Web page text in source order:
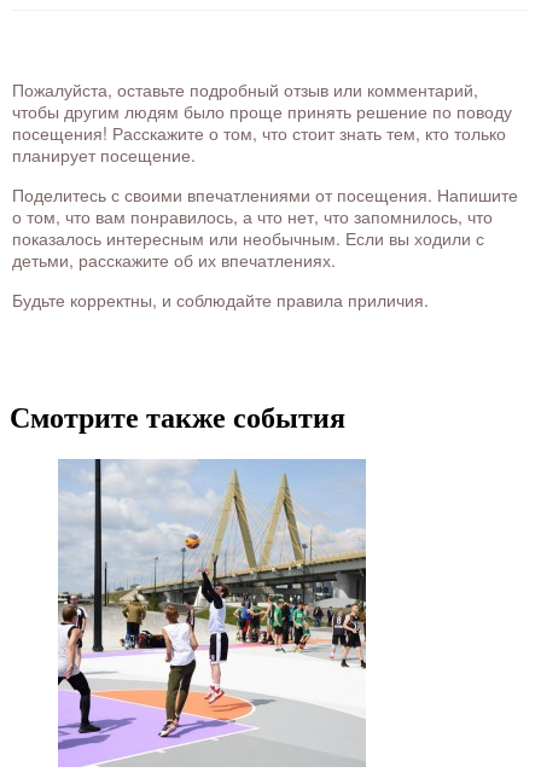
Пожалуйста, оставьте подробный отзыв или комментарий,
чтобы другим людям было проще принять решение по поводу
посещения! Расскажите о том, что стоит знать тем, кто только
планирует посещение.
Поделитесь с своими впечатлениями от посещения. Напишите
о том, что вам понравилось, а что нет, что запомнилось, что
показалось интересным или необычным. Если вы ходили с
детьми, расскажите об их впечатлениях.
Будьте корректны, и соблюдайте правила приличия.
Смотрите также события